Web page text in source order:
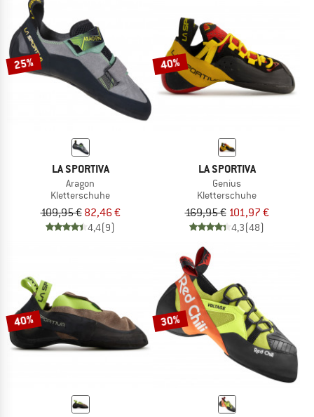
25%
LA SPORTIVA
Aragon
Kletterschuhe
109,95 € 82,46 €
4,4(9)
40%
LA SPORTIVA
Genius
Kletterschuhe
169,95 € 101,97 €
4,3(48)
40% 30%